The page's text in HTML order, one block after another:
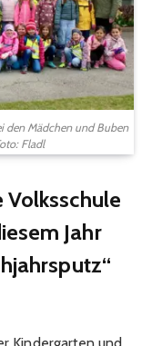
den Mädchen und Buben
Fladl
Jahr